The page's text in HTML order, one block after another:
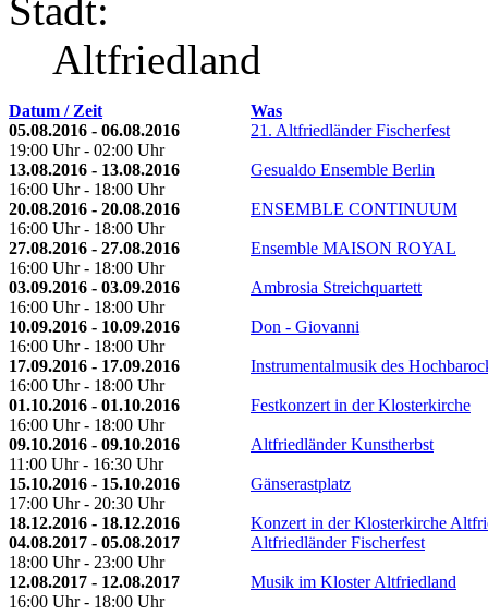
Stadt:
Altfriedland
Datum / Zeit
Was
05.08.2016 - 06.08.2016
19:00 Uhr - 02:00 Uhr
21. Altfriedländer Fischerfest
13.08.2016 - 13.08.2016
16:00 Uhr - 18:00 Uhr
Gesualdo Ensemble Berlin
20.08.2016 - 20.08.2016
16:00 Uhr - 18:00 Uhr
ENSEMBLE CONTINUUM
27.08.2016 - 27.08.2016
16:00 Uhr - 18:00 Uhr
Ensemble MAISON ROYAL
03.09.2016 - 03.09.2016
16:00 Uhr - 18:00 Uhr
Ambrosia Streichquartett
10.09.2016 - 10.09.2016
16:00 Uhr - 18:00 Uhr
Don - Giovanni
17.09.2016 - 17.09.2016
16:00 Uhr - 18:00 Uhr
Instrumentalmusik des
01.10.2016 - 01.10.2016
16:00 Uhr - 18:00 Uhr
Festkonzert in der Klosterkirche
09.10.2016 - 09.10.2016
11:00 Uhr - 16:30 Uhr
Altfriedländer Kunstherbst
15.10.2016 - 15.10.2016
17:00 Uhr - 20:30 Uhr
Gänserastplatz
18.12.2016 - 18.12.2016
Konzert in der Klosterkirche
04.08.2017 - 05.08.2017
18:00 Uhr - 23:00 Uhr
Altfriedländer Fischerfest
12.08.2017 - 12.08.2017
16:00 Uhr - 18:00 Uhr
Musik im Kloster Altfriedland